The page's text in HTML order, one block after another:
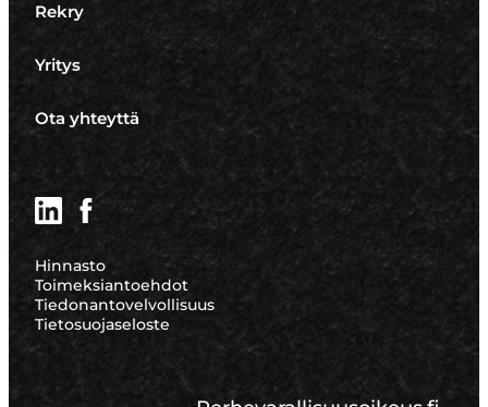
Rekry
Yritys
Ota yhteyttä
LinkedInFacebook
Hinnasto
Toimeksiantoehdot
Tiedonantovelvollisuus
Tietosuojaseloste